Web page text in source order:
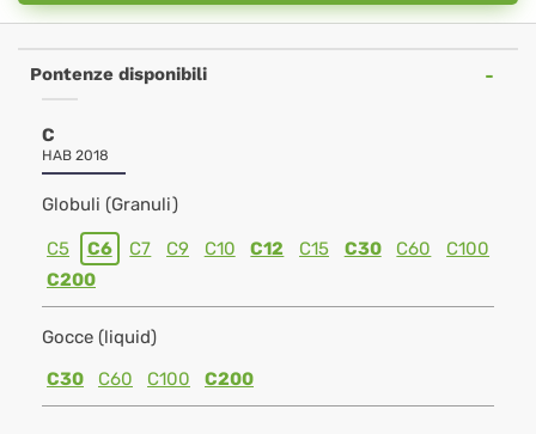
Pontenze disponibili
C
HAB 2018
Globuli (Granuli)
C5 C6 C7 C9 C10 C12 C15 C30 C60
C100
C200
Gocce (liquid)
C30
C60 C100 C200